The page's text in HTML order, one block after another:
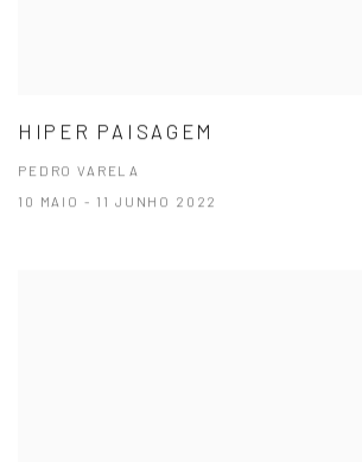
HIPER PAISAGEM
PEDRO VARELA
10 MAIO - 11 JUNHO 2022